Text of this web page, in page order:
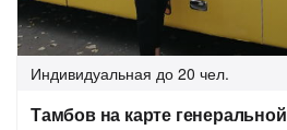
Индивидуальная до 20 чел.
Тамбов на карте генеральной